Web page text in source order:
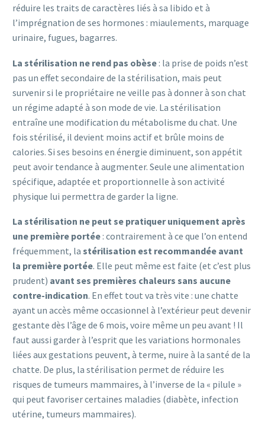
réduire les traits de caractères liés à sa libido et à
l’imprégnation de ses hormones : miaulements, marquage
urinaire, fugues, bagarres.
La stérilisation ne rend pas obèse : la prise de poids n’est
pas un effet secondaire de la stérilisation, mais peut
survenir si le propriétaire ne veille pas à donner à son chat
un régime adapté à son mode de vie. La stérilisation
entraîne une modification du métabolisme du chat. Une
fois stérilisé, il devient moins actif et brûle moins de
calories. Si ses besoins en énergie diminuent, son appétit
peut avoir tendance à augmenter. Seule une alimentation
spécifique, adaptée et proportionnelle à son activité
physique lui permettra de garder la ligne.
La stérilisation ne peut se pratiquer uniquement après
une première portée : contrairement à ce que l’on entend
fréquemment, la stérilisation est recommandée avant
la première portée. Elle peut même est faite (et c’est plus
prudent) avant ses premières chaleurs sans aucune
contre-indication. En effet tout va très vite : une chatte
ayant un accès même occasionnel à l’extérieur peut devenir
gestante dès l’âge de 6 mois, voire même un peu avant ! Il
faut aussi garder à l’esprit que les variations hormonales
liées aux gestations peuvent, à terme, nuire à la santé de la
chatte. De plus, la stérilisation permet de réduire les
risques de tumeurs mammaires, à l’inverse de la « pilule »
qui peut favoriser certaines maladies (diabète, infection
utérine, tumeurs mammaires).